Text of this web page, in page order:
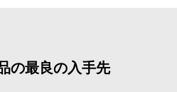
の最良の入手先